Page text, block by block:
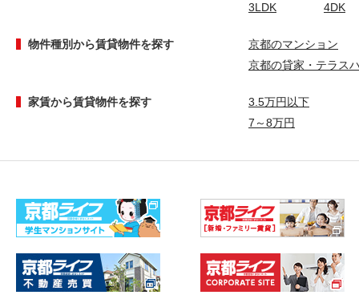
3LDK
4DK
物件種別から賃貸物件を探す
京都のマンション
京都の貸家・テラス
家賃から賃貸物件を探す
3.5万円以下
7～8万円